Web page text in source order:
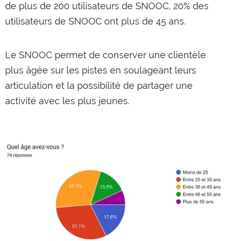
de plus de 200 utilisateurs de SNOOC, 20% des
utilisateurs de SNOOC ont plus de 45 ans.
Le SNOOC permet de conserver une clientèle
plus âgée sur les pistes en soulageant leurs
articulation et la possibilité de partager une
activité avec les plus jeunes.